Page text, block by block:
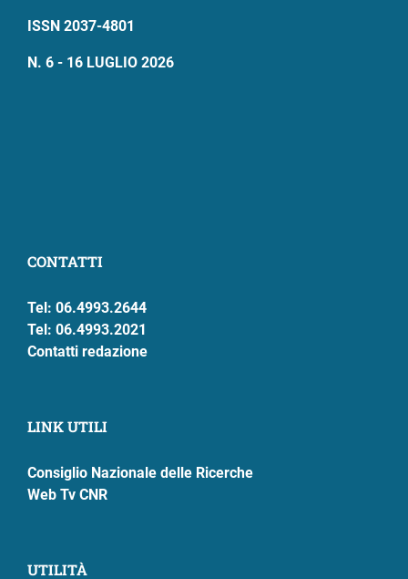
ISSN 2037-4801
N. 6 - 16 LUGLIO 2026
CONTATTI
Tel: 06.4993.2644
Tel: 06.4993.2021
Contatti redazione
LINK UTILI
Consiglio Nazionale delle Ricerche
Web Tv CNR
UTILITÀ